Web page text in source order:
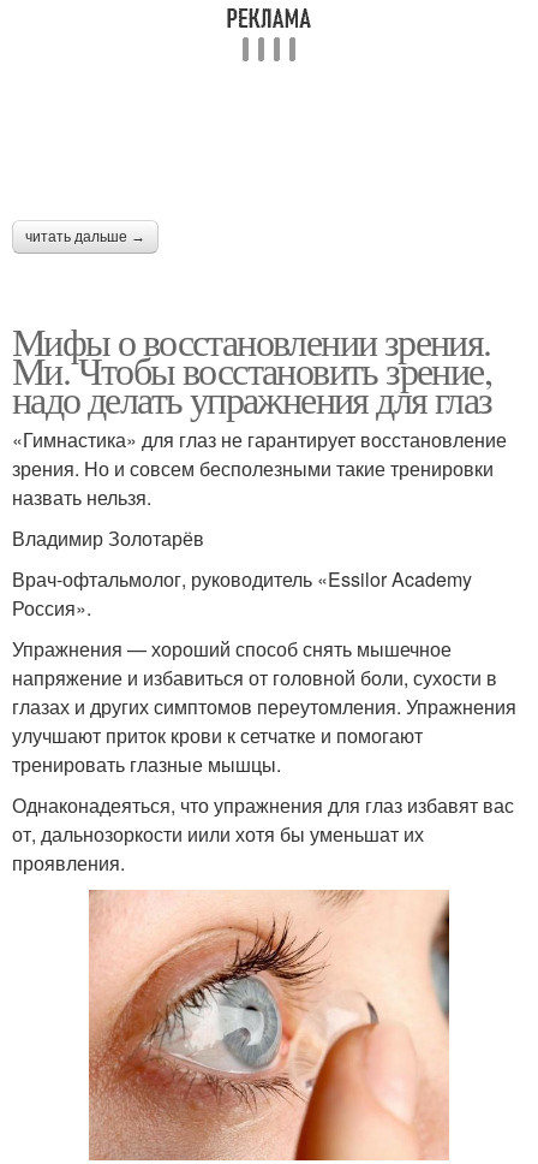
читать дальше →
Мифы о восстановлении зрения.
Ми. Чтобы восстановить зрение,
надо делать упражнения для глаз
«Гимнастика» для глаз не гарантирует восстановление
зрения. Но и совсем бесполезными такие тренировки
назвать нельзя.
Владимир Золотарёв
Врач-офтальмолог, руководитель «Essilor Academy
Россия».
Упражнения — хороший способ снять мышечное
напряжение и избавиться от головной боли, сухости в
глазах и других симптомов переутомления. Упражнения
улучшают приток крови к сетчатке и помогают
тренировать глазные мышцы.
Однаконадеяться, что упражнения для глаз избавят вас
от, дальнозоркости иили хотя бы уменьшат их
проявления.